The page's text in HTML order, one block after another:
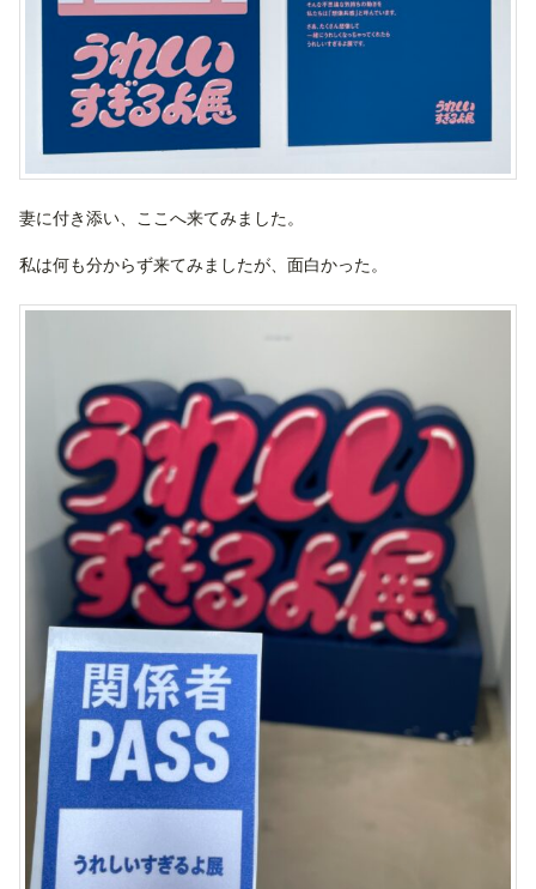
妻に付き添い、ここへ来てみました。
私は何も分からず来てみましたが、面白かった。